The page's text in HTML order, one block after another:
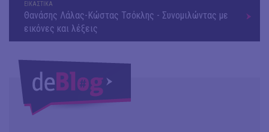
ΕΙΚΑΣΤΙΚΑ
Θανάσης Λάλας-Κώστας Τσόκλης - Συνομιλώντας με
εικόνες και λέξεις